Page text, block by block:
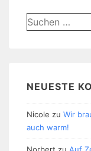
Suchen
nach:
NEUESTE
Nicole zu Wir
auch warm!